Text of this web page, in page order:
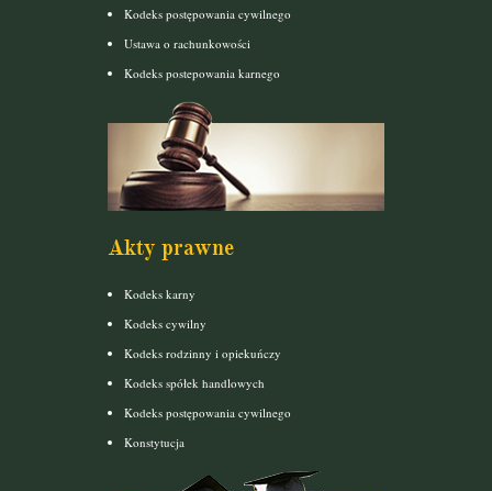
Kodeks postępowania cywilnego
Ustawa o rachunkowości
Kodeks postepowania karnego
Akty prawne
Kodeks karny
Kodeks cywilny
Kodeks rodzinny i opiekuńczy
Kodeks spółek handlowych
Kodeks postępowania cywilnego
Konstytucja